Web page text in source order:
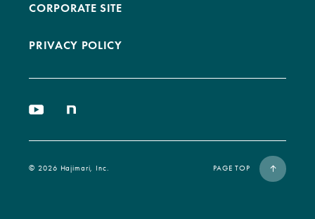
CORPORATE SITE
PRIVACY POLICY
©︎ 2026 Hajimari, Inc. PAGE TOP